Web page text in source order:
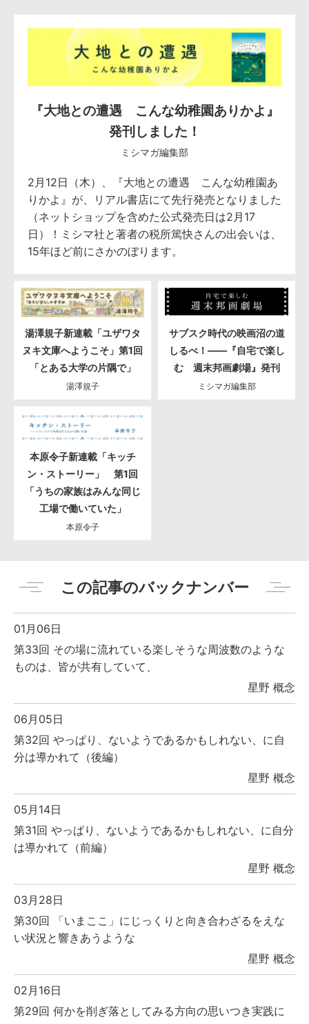
『大地との遭遇 こんな幼稚園ありかよ』
発刊しました！
ミシマガ編集部
2月12日（木）、『大地との遭遇 こんな幼稚園あ
りかよ』が、リアル書店にて先行発売となりました
（ネットショップを含めた公式発売日は2月17
日）！ミシマ社と著者の税所篤快さんの出会いは、
15年ほど前にさかのぼります。
湯澤規子新連載「ユザワタ
ヌキ文庫へようこそ」第1回
「とある大学の片隅で」
湯澤規子
サブスク時代の映画沼の道
しるべ！――『自宅で楽し
む 週末邦画劇場』発刊
ミシマガ編集部
本原令子新連載「キッチ
ン・ストーリー」 第1回
「うちの家族はみんな同じ
工場で働いていた」
本原令子
この記事のバックナンバー
01月06日
第33回 その場に流れている楽しそうな周波数のような
ものは、皆が共有していて、
星野 概念
06月05日
第32回 やっぱり、ないようであるかもしれない、に自
分は導かれて（後編）
星野 概念
05月14日
第31回 やっぱり、ないようであるかもしれない、に自分
は導かれて（前編）
星野 概念
03月28日
第30回 「いまここ」にじっくりと向き合わざるをえな
い状況と響きあうような
星野 概念
02月16日
第29回 何かを削ぎ落としてみる方向の思いつき実践に